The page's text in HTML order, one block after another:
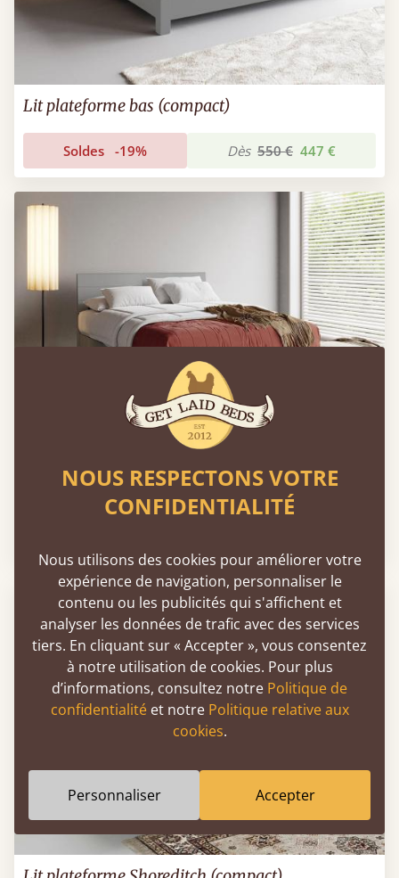
Lit plateforme bas (compact)
Soldes -19% Dès 550 € 447 €
Lit Chelsea
NOUS RESPECTONS VOTRE
CONFIDENTIALITÉ
Nous utilisons des cookies pour améliorer votre
expérience de navigation, personnaliser le
contenu ou les publicités qui s'affichent et
analyser les données de trafic avec des services
tiers. En cliquant sur « Accepter », vous consentez
à notre utilisation de cookies. Pour plus
d’informations, consultez notre Politique de
confidentialitéet notre Politique relative aux
cookies.
Personnaliser Accepter